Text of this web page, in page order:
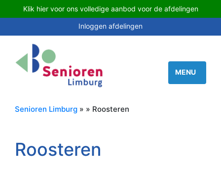
Klik hier voor ons volledige aanbod voor de afdelingen
Inloggen afdelingen
Senioren Limburg » » Roosteren
Roosteren